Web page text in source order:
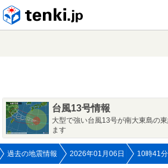
台風13号情報
大型で強い台風13号が南大東島の
ます
過去の地震情報 2026年01月06日 10時41